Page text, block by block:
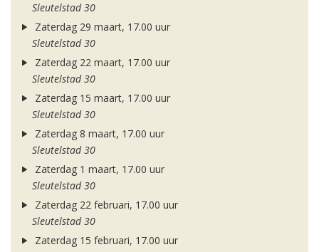
Sleutelstad 30
Zaterdag 29 maart, 17.00 uur
Sleutelstad 30
Zaterdag 22 maart, 17.00 uur
Sleutelstad 30
Zaterdag 15 maart, 17.00 uur
Sleutelstad 30
Zaterdag 8 maart, 17.00 uur
Sleutelstad 30
Zaterdag 1 maart, 17.00 uur
Sleutelstad 30
Zaterdag 22 februari, 17.00 uur
Sleutelstad 30
Zaterdag 15 februari, 17.00 uur